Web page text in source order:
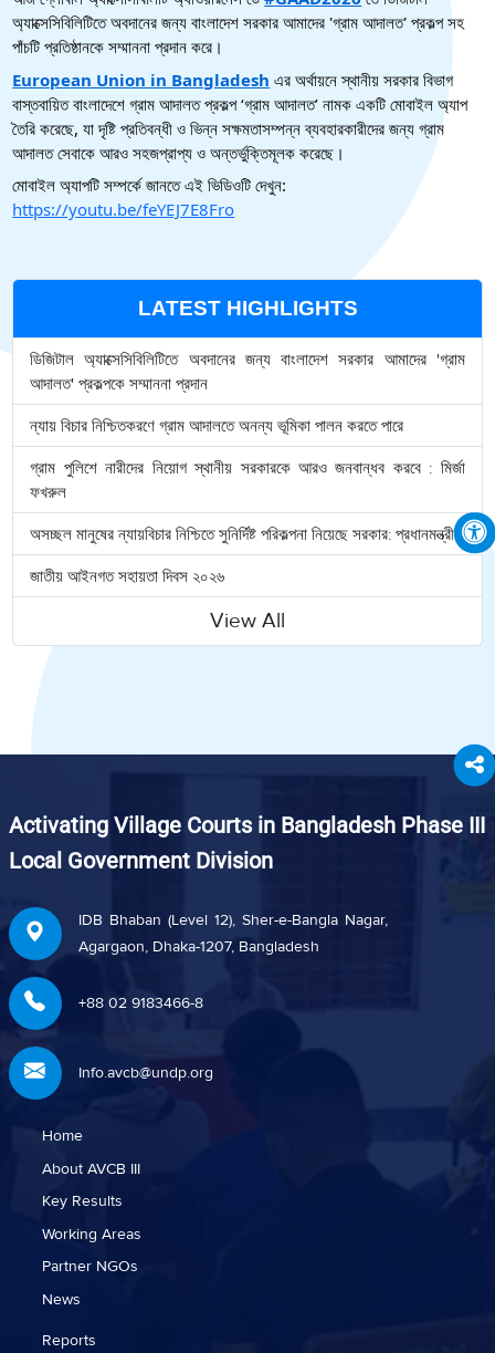
অ্যাক্সেসিবিলিটিতে অবদানের জন্য বাংলাদেশ সরকার আমাদের 'গ্রাম আদালত' প্রকল্প সহ
পাঁচটি প্রতিষ্ঠানকে সম্মাননা প্রদান করে।
European Union in Bangladesh এর অর্থায়নে স্থানীয় সরকার বিভাগ
বাস্তবায়িত বাংলাদেশে গ্রাম আদালত প্রকল্প ‘গ্রাম আদালত’ নামক একটি মোবাইল অ্যাপ
তৈরি করেছে, যা দৃষ্টি প্রতিবন্ধী ও ভিন্ন সক্ষমতাসম্পন্ন ব্যবহারকারীদের জন্য গ্রাম
আদালত সেবাকে আরও সহজপ্রাপ্য ও অন্তর্ভুক্তিমূলক করেছে।
https://youtu.be/feYEJ7E8Fro
LATEST HIGHLIGHTS
ডিজিটাল অ্যাক্সেসিবিলিটিতে অবদানের জন্য বাংলাদেশ সরকার আমাদের 'গ্রাম
আদালত' প্রকল্পকে সম্মাননা প্রদান
ন্যায় বিচার নিশ্চিতকরণে গ্রাম আদালতে অনন্য ভূমিকা পালন করতে পারে
গ্রাম পুলিশে নারীদের নিয়োগ স্থানীয় সরকারকে আরও জনবান্ধব করবে : মির্জা
ফখরুল
অসচ্ছল মানুষের ন্যায়বিচার নিশ্চিতে সুনির্দিষ্ট পরিকল্পনা নিয়েছে সরকার: প্রধানমন্ত্রী
জাতীয় আইনগত সহায়তা দিবস ২০২৬
View All
Activating Village Courts in Bangladesh Phase III
Local Government Division
IDB Bhaban (Level 12), Sher-e-Bangla Nagar,
Agargaon, Dhaka-1207, Bangladesh
+88 02 9183466-8
Info.avcb@undp.org
Home
About AVCB III
Key Results
Working Areas
Partner NGOs
News
Reports